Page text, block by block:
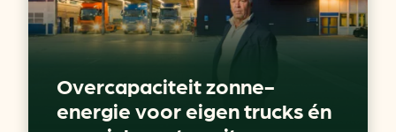
Overcapaciteit zonne-
energie voor eigen trucks én